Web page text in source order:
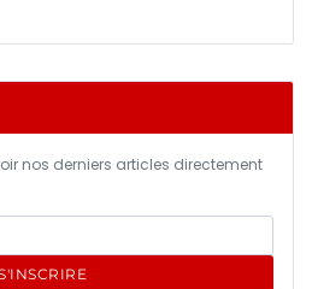
nos derniers articles directement